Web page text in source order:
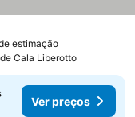
estimação
Cala Liberotto
Ver preços